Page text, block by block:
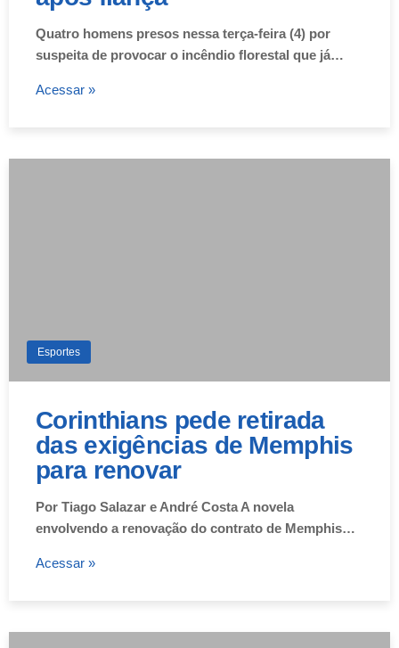
Quatro homens presos nessa terça-feira (4) por
suspeita de provocar o incêndio florestal que já…
Acessar »
Esportes
Corinthians pede retirada
das exigências de Memphis
para renovar
Por Tiago Salazar e André Costa A novela
envolvendo a renovação do contrato de Memphis…
Acessar »